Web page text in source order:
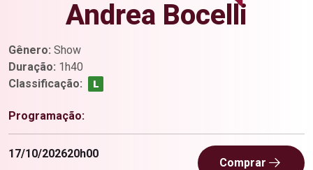
Andrea Bocelli
Gênero: Show
Duração: 1h40
Classificação:
Programação:
17/10/202620h00
Comprar